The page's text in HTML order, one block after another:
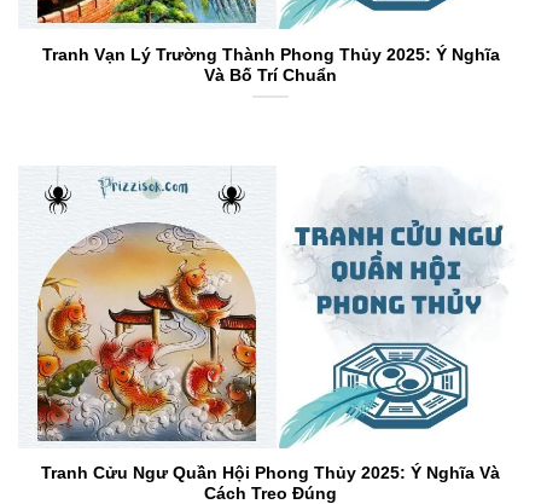
Tranh Vạn Lý Trường Thành Phong Thủy 2025: Ý Nghĩa
Và Bố Trí Chuẩn
Tranh Cửu Ngư Quần Hội Phong Thủy 2025: Ý Nghĩa Và
Cách Treo Đúng